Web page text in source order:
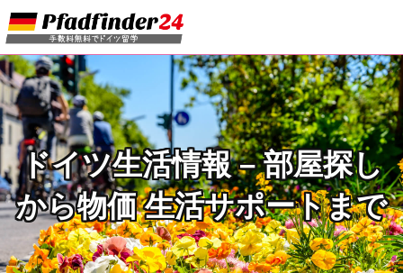
ドイツ生活情報 – 部屋探し
から物価 生活サポートまで